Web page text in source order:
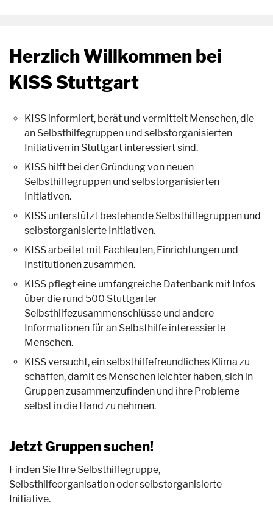
Herzlich Willkommen bei
KISS Stuttgart
KISS informiert, berät und vermittelt Menschen, die
an Selbsthilfegruppen und selbstorganisierten
Initiativen in Stuttgart interessiert sind.
KISS hilft bei der Gründung von neuen
Selbsthilfegruppen und selbstorganisierten
Initiativen.
KISS unterstützt bestehende Selbsthilfegruppen und
selbstorganisierte Initiativen.
KISS arbeitet mit Fachleuten, Einrichtungen und
Institutionen zusammen.
KISS pflegt eine umfangreiche Datenbank mit Infos
über die rund 500 Stuttgarter
Selbsthilfezusammenschlüsse und andere
Informationen für an Selbsthilfe interessierte
Menschen.
KISS versucht, ein selbsthilfefreundliches Klima zu
schaffen, damit es Menschen leichter haben, sich in
Gruppen zusammenzufinden und ihre Probleme
selbst in die Hand zu nehmen.
Jetzt Gruppen suchen!
Finden Sie Ihre Selbsthilfegruppe,
Selbsthilfeorganisation oder selbstorganisierte
Initiative.